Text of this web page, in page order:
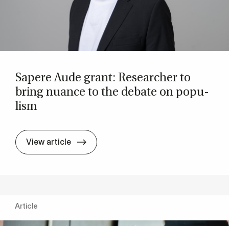
Sapere Aude grant: Re­search­er to
bring nu­ance to the de­bate on pop­u­
lism
View article Sapere Aude grant: Re­search­er to
Article